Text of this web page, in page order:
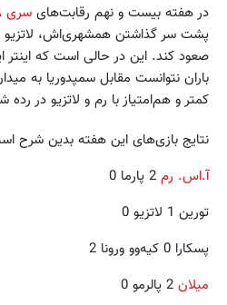
در هفته بیست و نهم رقابت‌های سری A
پشت سر گذاشتن همشهری‌اش، لاتزیو
صعود کند. این در حالی است که
باران نتوانست مقابل سمپدوریا به
کمتر و هم‌امتیاز با رم و لاتزیو در
نتایج بازی‌های این هفته بدین شرح
آ.اس. رم
تورین 1 لاتزیو 0
پسکارا 0 کیه‌وو ورونا 2
میلان